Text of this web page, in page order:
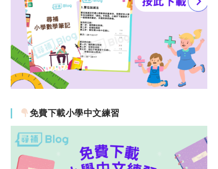
免費下載小學中文練習